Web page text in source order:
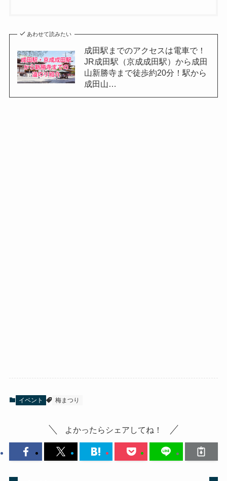
あわせて読みたい
成田駅までのアクセスは電車で！
JR成田駅（京成成田駅）から成田
山新勝寺まで徒歩約20分！駅から
成田山…
イベント 梅まつり
よかったらシェアしてね！